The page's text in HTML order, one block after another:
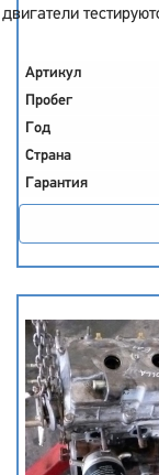
двигатели
Артикул
Пробег
Год
Страна
Гарантия